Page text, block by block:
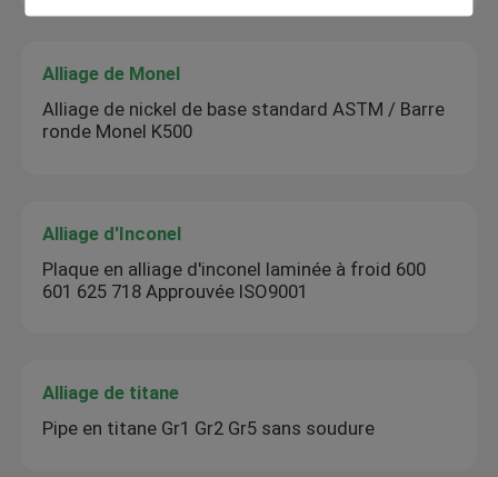
Alliage de Monel
Alliage de nickel de base standard ASTM / Barre
ronde Monel K500
Alliage d'Inconel
Plaque en alliage d'inconel laminée à froid 600
601 625 718 Approuvée ISO9001
Alliage de titane
Pipe en titane Gr1 Gr2 Gr5 sans soudure